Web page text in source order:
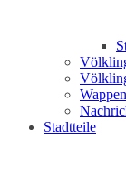
Stadtteile